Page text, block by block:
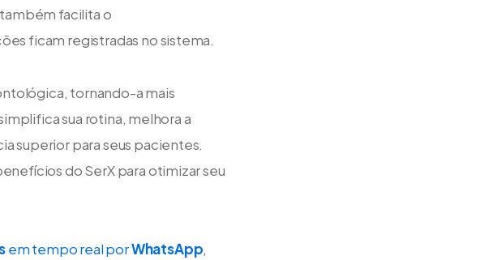
facilita o
ficam registradas no sistema.
tornando-a mais
sua rotina, melhora a
superior para seus pacientes.
do SerX para otimizar seu
em tempo real por WhatsApp,